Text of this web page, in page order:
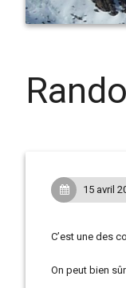
15 avril
C’est une des
On peut bien